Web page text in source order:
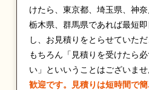
けたら、東京都、埼玉県、神奈
栃木県、群馬県であれば最短
し、お見積りをとらせていただ
もちろん「見積りを受けたら
い」といいうことはございませ
歓迎です。見積りは短時間で簡